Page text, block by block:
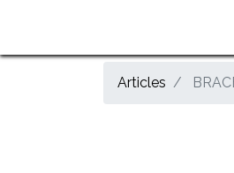
Articles